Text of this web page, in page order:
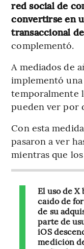
red social de
convertirse en
transaccional
complementó.
A mediados de
implementó
temporalmente
pueden ver por
Con esta
pasaron a ver
mientras que
El uso de
caído de
de su
parte de
iOS
medición